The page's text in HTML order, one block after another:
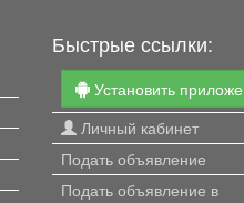
Быстрые ссылки:
Установить
Личный кабинет
Подать объявление
Подать объявление в